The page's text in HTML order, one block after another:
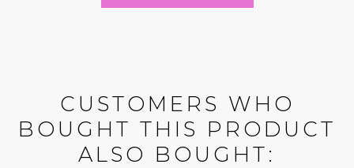
CUSTOMERS WHO
BOUGHT THIS PRODUCT
ALSO BOUGHT: